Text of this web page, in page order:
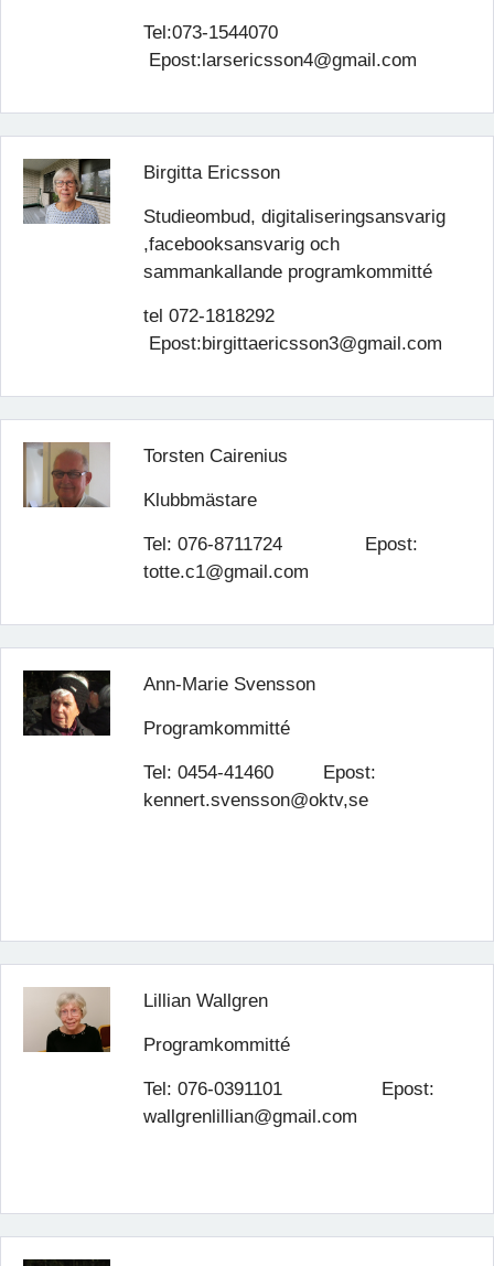
Tel:073-1544070
Epost:larsericsson4@gmail.com
Birgitta Ericsson
Studieombud, digitaliseringsansvarig
,facebooksansvarig och
sammankallande programkommitté
tel 072-1818292
Epost:birgittaericsson3@gmail.com
Torsten Cairenius
Klubbmästare
Tel: 076-8711724 Epost:
totte.c1@gmail.com
Ann-Marie Svensson
Programkommitté
Tel: 0454-41460 Epost:
kennert.svensson@oktv,se
Lillian Wallgren
Programkommitté
Tel: 076-0391101 Epost:
wallgrenlillian@gmail.com